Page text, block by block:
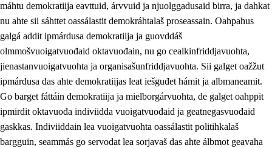
2. Oahppama prinsihpat, ovdáneapmi ja oahppahábmen
2.1 Sosiála oahppan ja ovdáneapmi
máhtu demokratiija eavttuid, árvvuid ja njuolggadusaid birra, ja dahkat
nu ahte sii sáhttet oassálastit demokráhtalaš proseassain. Oahpahus
galgá addit ipmárdusa demokratiija ja guovddáš
olmmošvuoigatvuođaid oktavuođain, nu go cealkinfriddjavuohta,
jienastanvuoigatvuohta ja organisašunfriddjavuohta. Sii galget oažžut
ipmárdusa das ahte demokratiijas leat iešguđet hámit ja albmaneamit.
Go barget fáttáin demokratiija ja mielborgárvuohta, de galget oahppit
ipmirdit oktavuođa indiviidda vuoigatvuođaid ja geatnegasvuođaid
gaskkas. Indiviiddain lea vuoigatvuohta oassálastit politihkalaš
bargguin, seammás go servodat lea sorjavaš das ahte álbmot geavaha